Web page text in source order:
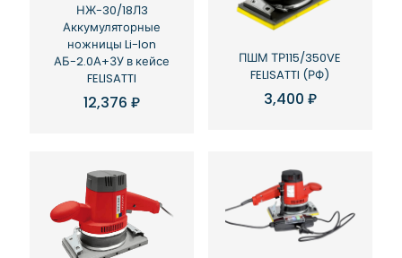
НЖ-30/18Л3
Аккумуляторные
ножницы Li-Ion
АБ-2.0А+ЗУ в кейсе
FELISATTI
12,376₽
ПШМ ТР115/350VE
FELISATTI (РФ)
3,400 ₽